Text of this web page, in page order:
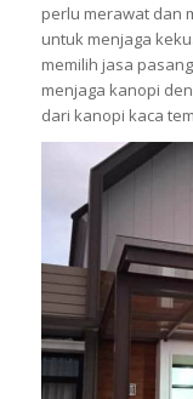
perlu merawat dan
untuk menjaga
memilih jasa
menjaga kanopi
dari kanopi kaca